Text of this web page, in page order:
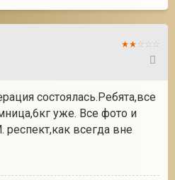
состоялась.Ребята,все
уже. Все фото и
всегда вне